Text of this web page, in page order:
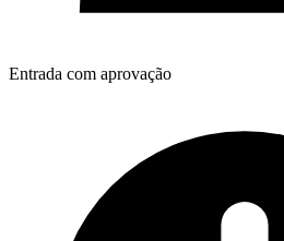
Entrada com aprovação